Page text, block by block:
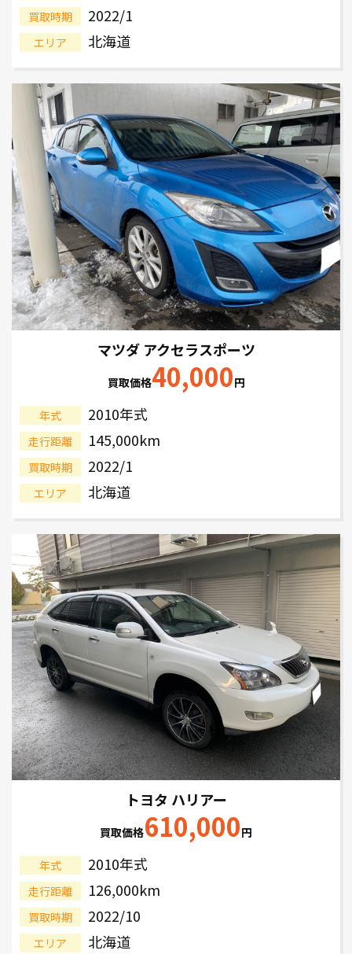
買取時期 2022/1
エリア 北海道
マツダ アクセラスポーツ
買取価格40,000円
年式 2010年式
走行距離 145,000km
買取時期 2022/1
エリア 北海道
トヨタ ハリアー
買取価格610,000円
年式 2010年式
走行距離 126,000km
買取時期 2022/10
エリア 北海道